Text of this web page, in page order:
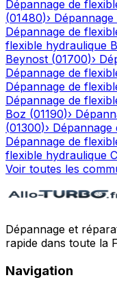
Dépannage de
(01480)›
Dépannage de
flexible hydraulique
Beynost (01700)›
Dépannage de
Dépannage de
Dépannage de
Boz (01190)›
(01300)›
Dépannage de
flexible hydraulique
Voir toutes les
Dépannage et
rapide dans toute la
Navigation